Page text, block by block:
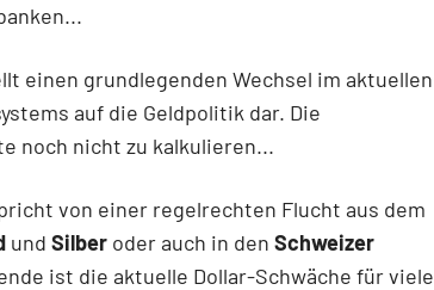
einen grundlegenden Wechsel im aktuellen
auf die Geldpolitik dar. Die
noch nicht zu kalkulieren...
von einer regelrechten Flucht aus dem
und Silber oder auch in den Schweizer
ist die aktuelle Dollar-Schwäche für viele